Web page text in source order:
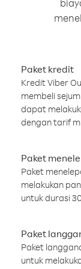
Paket kredit
Kredit Viber
membeli
dapat
dengan tarif
Paket
Paket
melakukan
untuk durasi
Paket
Paket
untuk